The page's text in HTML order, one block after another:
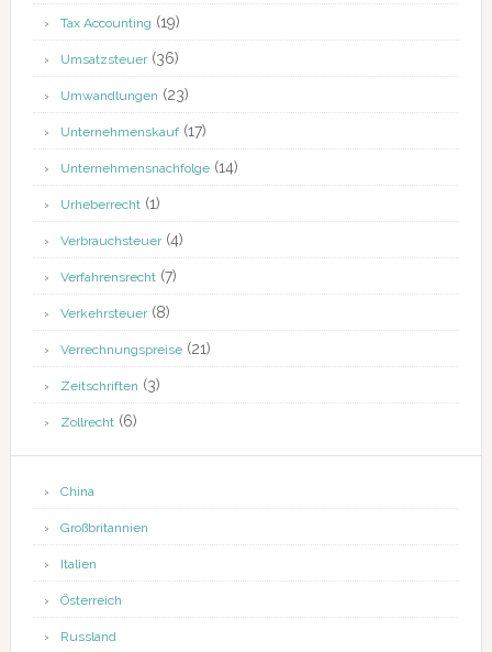
Tax Accounting (19)
Umsatzsteuer(36)
Umwandlungen (23)
Unternehmenskauf(17)
Unternehmensnachfolge(14)
Urheberrecht(1)
Verbrauchsteuer(4)
Verfahrensrecht(7)
Verkehrsteuer(8)
Verrechnungspreise(21)
Zeitschriften (3)
Zollrecht(6)
China
Großbritannien
Italien
Österreich
Russland